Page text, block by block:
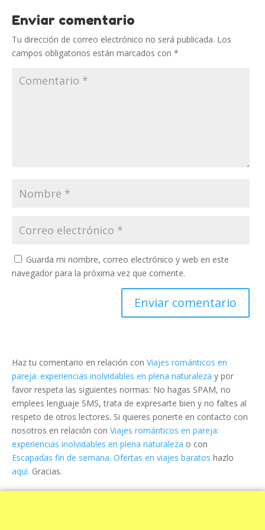
Enviar comentario
Tu dirección de correo electrónico no será publicada. Los
campos obligatorios están marcados con *
Guarda mi nombre, correo electrónico y web en este
navegador para la próxima vez que comente.
Haz tu comentario en relación con Viajes románticos en
pareja: experiencias inolvidables en plena naturaleza y por
favor respeta las siguientes normas: No hagas SPAM, no
emplees lenguaje SMS, trata de expresarte bien y no faltes al
respeto de otros lectores. Si quieres ponerte en contacto con
nosotros en relación con Viajes románticos en pareja:
experiencias inolvidables en plena naturaleza o con
Escapadas fin de semana. Ofertas en viajes baratos hazlo
aquí. Gracias.